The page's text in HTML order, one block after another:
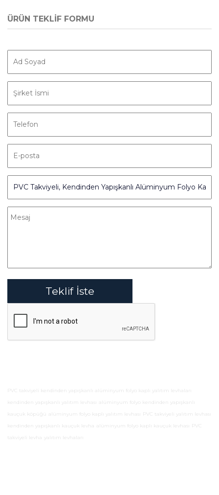
ÜRÜN TEKLİF FORMU
Teklif İste
PVC takviyeli kendinden yapışkanlı alüminyum folyo kaplı yalıtım levhaları
kendinden yapışkanlı yalıtım levhası
alüminyum folyo kendinden yapışkanlı
kauçuk köpüğü
alüminyum folyo kaplı yalıtım levhası
PVC takviyeli yalıtım levhası
kendinden yapışkanlı kauçuk levha
alüminyum folyo kaplı kauçuk levhası
PVC
takviyeli levha
yalıtım levhaları